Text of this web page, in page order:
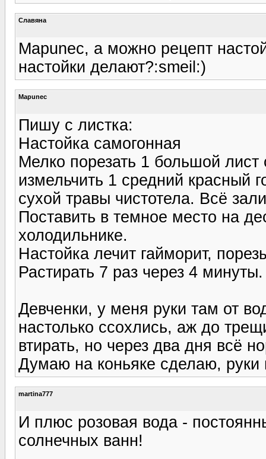
Славяна
Mapunec, а можно рецепт
настойки делают?:smeil:)
Mapunec
Пишу с листка:
Настойка самогонная
Мелко порезать 1 большой лист
измельчить 1 средний красный
сухой травы чистотела. Всё
Поставить в темное место на
холодильнике.
Настойка лечит гайморит,
Растирать 7 раз через 4 минуты.
Девченки, у меня руки там от
настолько ссохлись, аж до
втирать, но через два дня всё
Думаю на коньяке сделаю, руки
martina777
И плюс розовая вода -
солнечных ванн!